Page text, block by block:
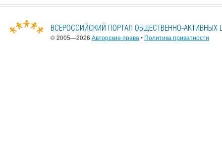
© 2005—2026 Авторские права • Политика приватности